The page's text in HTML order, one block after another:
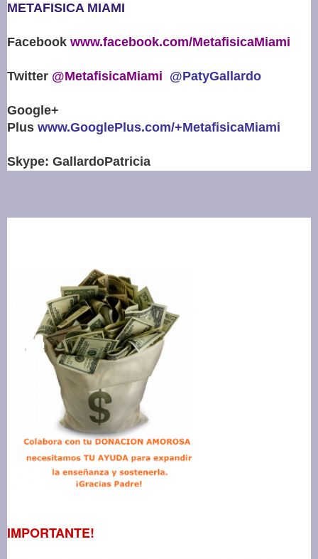
METAFISICA MIAMI
Facebook www.facebook.com/MetafisicaMiami
Twitter @MetafisicaMiami @PatyGallardo
Google+
Plus www.GooglePlus.com/+MetafisicaMiami
Skype: GallardoPatricia
IMPORTANTE!